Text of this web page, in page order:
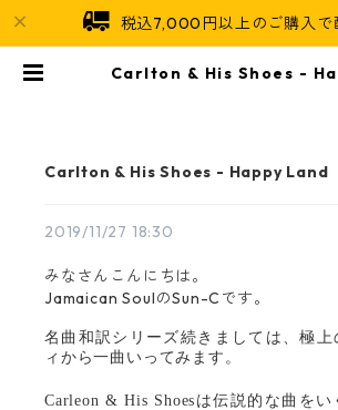
税込7,000円以上のご購入で
Carlton & His Shoes -
Carlton & His Shoes - Happy Land（
2019/11/27 18:30
みなさんこんにちは。
Jamaican SoulのSun-Cです。
名曲和訳シリーズ続きましては、極
ィから一曲いってみます。
Carleon & His Shoesは伝説的な曲を